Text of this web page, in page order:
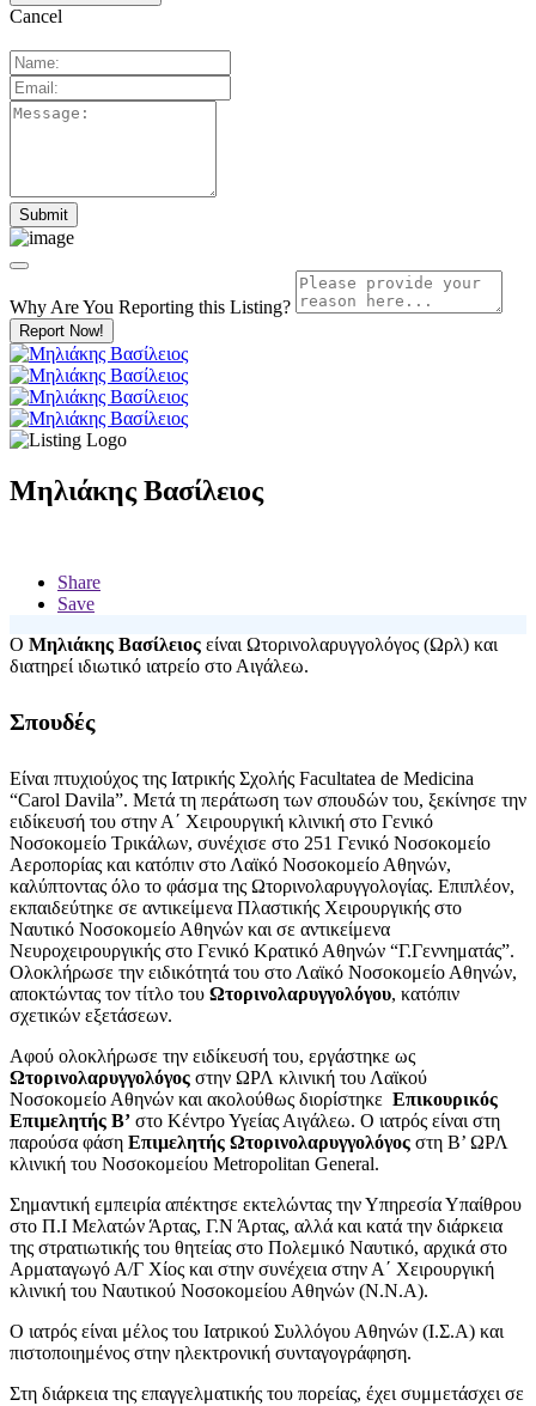
Cancel
Why Are You Reporting this Listing?
Report Now!
Μηλιάκης Βασίλειος
Share
Save
Ο Μηλιάκης Βασίλειος είναι Ωτορινολαρυγγολόγος (Ωρλ) και
διατηρεί ιδιωτικό ιατρείο στο Αιγάλεω.
Σπουδές
Είναι πτυχιούχος της Ιατρικής Σχολής Facultatea de Medicina
“Carol Davila”. Μετά τη περάτωση των σπουδών του, ξεκίνησε την
ειδίκευσή του στην Α΄ Χειρουργική κλινική στο Γενικό
Νοσοκομείο Τρικάλων, συνέχισε στο 251 Γενικό Νοσοκομείο
Αεροπορίας και κατόπιν στο Λαϊκό Νοσοκομείο Αθηνών,
καλύπτοντας όλο το φάσμα της Ωτορινολαρυγγολογίας. Επιπλέον,
εκπαιδεύτηκε σε αντικείμενα Πλαστικής Χειρουργικής στο
Ναυτικό Νοσοκομείο Αθηνών και σε αντικείμενα
Νευροχειρουργικής στο Γενικό Κρατικό Αθηνών “Γ.Γεννηματάς”.
Ολοκλήρωσε την ειδικότητά του στο Λαϊκό Νοσοκομείο Αθηνών,
αποκτώντας τον τίτλο του Ωτορινολαρυγγολόγου, κατόπιν
σχετικών εξετάσεων.
Αφού ολοκλήρωσε την ειδίκευσή του, εργάστηκε ως
Ωτορινολαρυγγολόγος στην ΩΡΛ κλινική του Λαϊκού
Νοσοκομείο Αθηνών και ακολούθως διορίστηκε Επικουρικός
Επιμελητής Β’ στο Κέντρο Υγείας Αιγάλεω. Ο ιατρός είναι στη
παρούσα φάση Επιμελητής Ωτορινολαρυγγολόγος στη Β’ ΩΡΛ
κλινική του Νοσοκομείου Metropolitan General.
Σημαντική εμπειρία απέκτησε εκτελώντας την Υπηρεσία Υπαίθρου
στο Π.Ι Μελατών Άρτας, Γ.Ν Άρτας, αλλά και κατά την διάρκεια
της στρατιωτικής του θητείας στο Πολεμικό Ναυτικό, αρχικά στο
Αρματαγωγό Α/Γ Χίος και στην συνέχεια στην Α΄ Χειρουργική
κλινική του Ναυτικού Νοσοκομείου Αθηνών (Ν.Ν.Α).
Ο ιατρός είναι μέλος του Ιατρικού Συλλόγου Αθηνών (Ι.Σ.Α) και
πιστοποιημένος στην ηλεκτρονική συνταγογράφηση.
Στη διάρκεια της επαγγελματικής του πορείας, έχει συμμετάσχει σε